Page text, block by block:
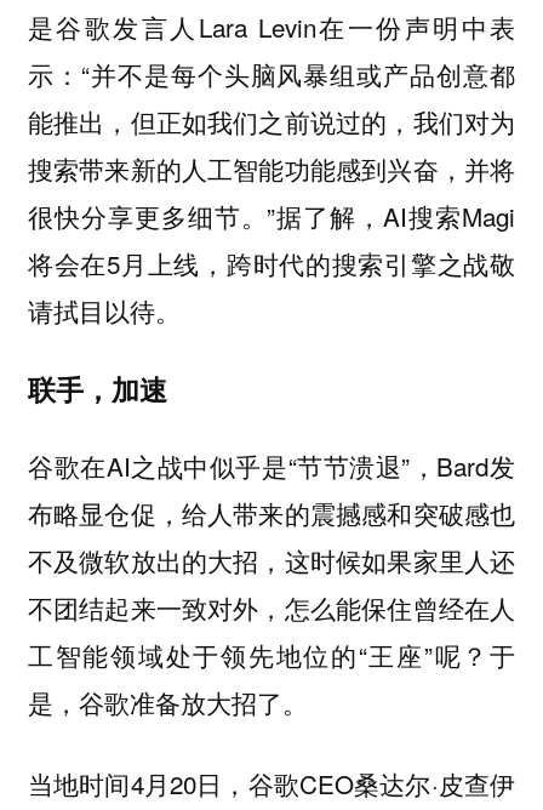
是谷歌发言人Lara Levin在一份声明中表
示：“并不是每个头脑风暴组或产品创意都
能推出，但正如我们之前说过的，我们对为
搜索带来新的人工智能功能感到兴奋，并将
很快分享更多细节。”据了解，AI搜索Magi
将会在5月上线，跨时代的搜索引擎之战敬
请拭目以待。
联手，加速
谷歌在AI之战中似乎是“节节溃退”，Bard发
布略显仓促，给人带来的震撼感和突破感也
不及微软放出的大招，这时候如果家里人还
不团结起来一致对外，怎么能保住曾经在人
工智能领域处于领先地位的“王座”呢？于
是，谷歌准备放大招了。
当地时间4月20日，谷歌CEO桑达尔·皮查伊